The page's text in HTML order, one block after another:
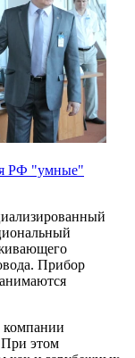
РФ "умные"
Прибор
компании
При этом